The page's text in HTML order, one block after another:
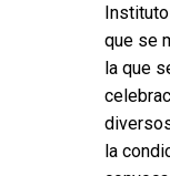
que se
la que
la